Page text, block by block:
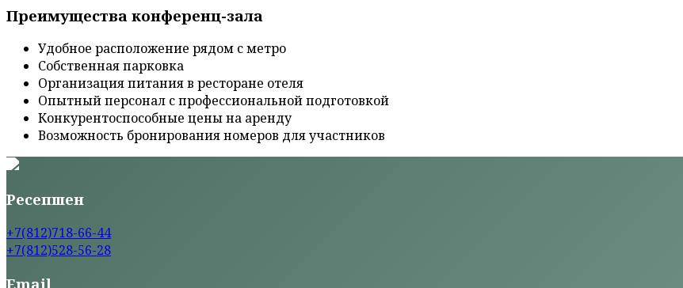
Преимущества конференц-зала
Удобное расположение рядом с метро
Собственная парковка
Организация питания в ресторане отеля
Опытный персонал с профессиональной подготовкой
Конкурентоспособные цены на аренду
Возможность бронирования номеров для участников
Ресепшен
+7(812)718-66-44
+7(812)528-56-28
Email